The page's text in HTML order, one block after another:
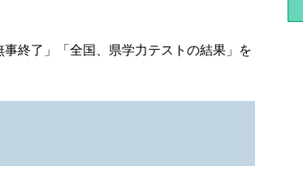
終了」「全国、県学力テストの結果」を